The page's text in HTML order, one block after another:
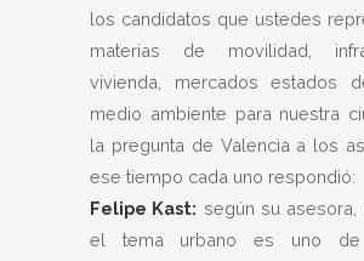
los candidatos que ustedes
materias de movilidad,
vivienda, mercados estados
medio ambiente para nuestra
la pregunta de Valencia a los
ese tiempo cada uno respondió:
Felipe Kast: según su asesora,
el tema urbano es uno